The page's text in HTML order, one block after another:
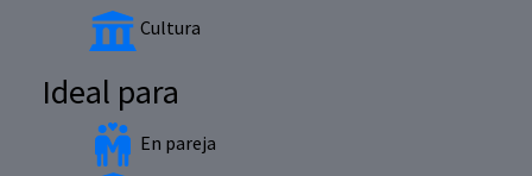
Cultura
Ideal para
En pareja